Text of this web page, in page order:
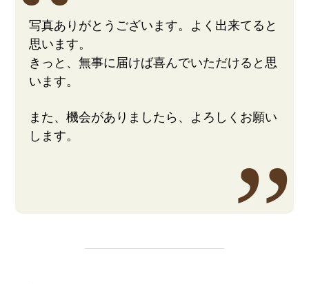
写真ありがとうございます。よく出来てると
思います。
きっと、無事に届けば喜んでいただけると思
います。
また、機会がありましたら、よろしくお願い
します。